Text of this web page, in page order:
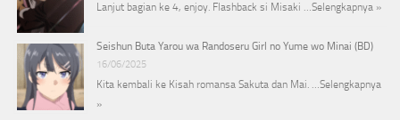
Lanjut bagian ke 4, enjoy. Flashback si Misaki …Selengkapnya »
Seishun Buta Yarou wa Randoseru Girl no Yume wo Minai (BD)
16/06/2025
Kita kembali ke Kisah romansa Sakuta dan Mai. …Selengkapnya
»